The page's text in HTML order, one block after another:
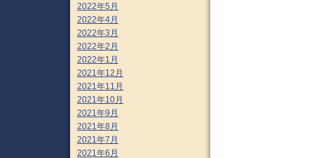
2022年5月
2022年4月
2022年3月
2022年2月
2022年1月
2021年12月
2021年11月
2021年10月
2021年9月
2021年8月
2021年7月
2021年6月